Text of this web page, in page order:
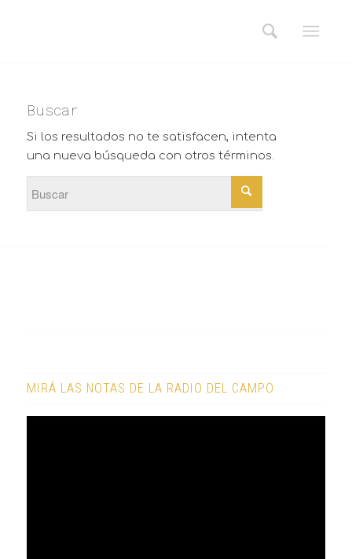
Buscar
Si los resultados no te satisfacen, intenta
una nueva búsqueda con otros términos.
MIRÁ LAS NOTAS DE LA RADIO DEL CAMPO